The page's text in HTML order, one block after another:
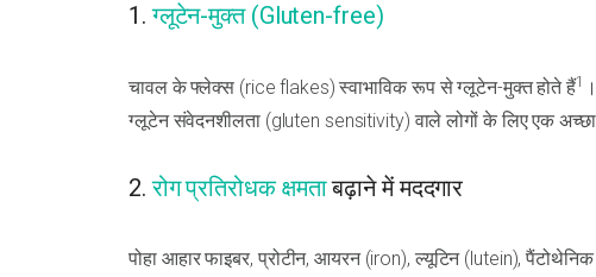
1.ग्लूटेन-मुक्त (Gluten-free)
चावल के फ्लेक्स (rice flakes) स्वाभाविक रूप से ग्लूटेन-मुक्त होते हैं1
ग्लूटेन संवेदनशीलता (gluten sensitivity) वाले लोगों के लिए एक
2.रोग प्रतिरोधक क्षमताबढ़ाने में मददगार
पोहा आहार फाइबर, प्रोटीन, आयरन (iron), ल्यूटिन (lutein),